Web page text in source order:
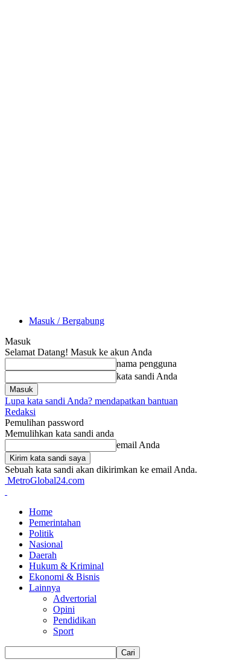
Masuk / Bergabung
Masuk
Selamat Datang! Masuk ke akun Anda
nama pengguna
kata sandi Anda
Lupa kata sandi Anda? mendapatkan bantuan
Redaksi
Pemulihan password
Memulihkan kata sandi anda
email Anda
Sebuah kata sandi akan dikirimkan ke email Anda.
MetroGlobal24.com
Home
Pemerintahan
Politik
Nasional
Daerah
Hukum & Kriminal
Ekonomi & Bisnis
Lainnya
Advertorial
Opini
Pendidikan
Sport